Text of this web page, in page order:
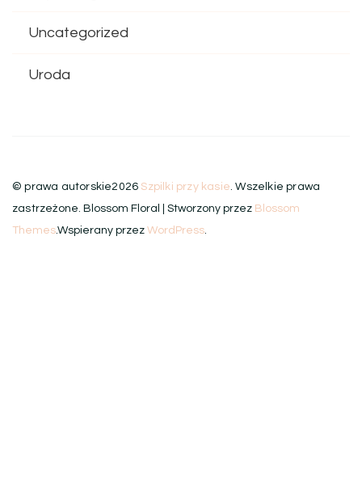
Uncategorized
Uroda
© prawa autorskie2026 Szpilki przy kasie. Wszelkie prawa
zastrzeżone. Blossom Floral | Stworzony przez Blossom
Themes.Wspierany przez WordPress.